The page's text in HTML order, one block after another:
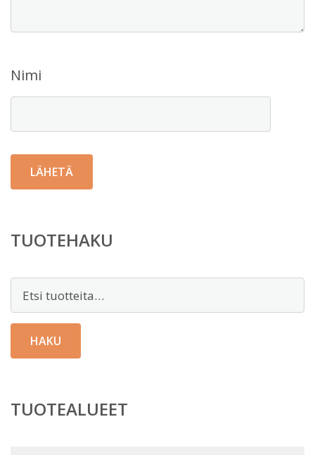
Nimi
TUOTEHAKU
HAKU
TUOTEALUEET